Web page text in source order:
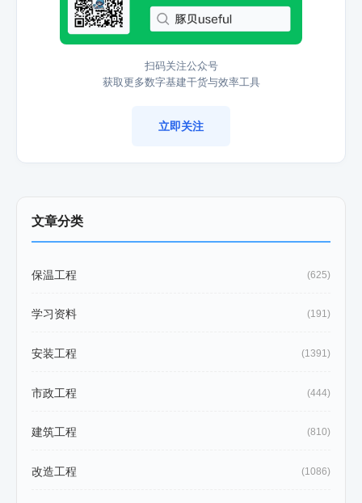
扫码关注公众号
获取更多数字基建干货与效率工具
立即关注
文章分类
保温工程 (625)
学习资料 (191)
安装工程 (1391)
市政工程 (444)
建筑工程 (810)
改造工程 (1086)